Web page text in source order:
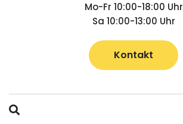
Mo-Fr 10:00-18:00 Uhr
Sa 10:00-13:00 Uhr
Kontakt